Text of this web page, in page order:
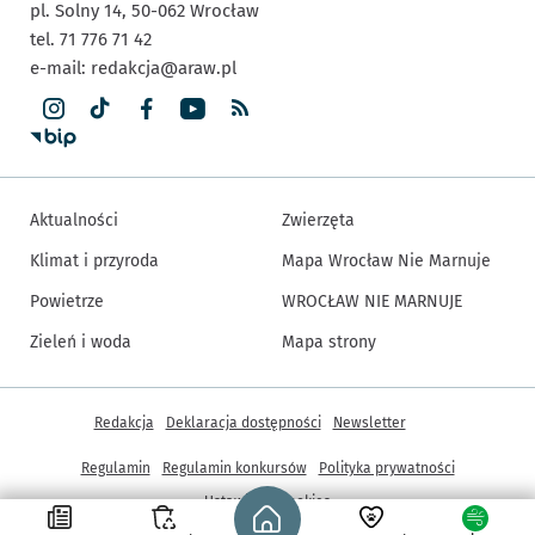
Strona główna - wroclaw.pl
pl. Solny 14, 50-062 Wrocław
tel. 71 776 71 42
e-mail: redakcja@araw.pl
Aktualności
Klimat i przyroda
Powietrze
Zieleń i woda
Zwierzęta
Mapa Wrocław Nie Marnuje
WROCŁAW NIE MARNUJE
Mapa strony
Inne informacje
Redakcja Deklaracja dostępności Newsletter
Regulamin Regulamin konkursów
Polityka prywatności
Ustawienia cookies